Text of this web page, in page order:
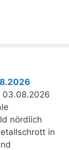
03.08.2026
nördlich
in